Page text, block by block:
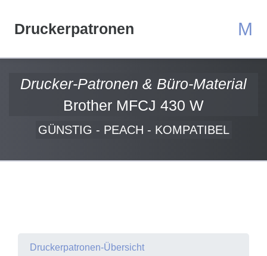
Druckerpatronen M
Drucker-Patronen & Büro-Material
Brother MFCJ 430 W
GÜNSTIG - PEACH - KOMPATIBEL
Druckerpatronen-Übersicht